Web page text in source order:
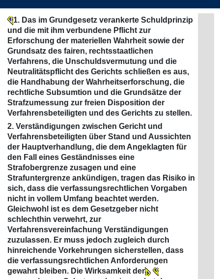
1. Das im Grundgesetz verankerte Schuldprinzip
und die mit ihm verbundene Pflicht zur
Erforschung der materiellen Wahrheit sowie der
Grundsatz des fairen, rechtsstaatlichen
Verfahrens, die Unschuldsvermutung und die
Neutralitätspflicht des Gerichts schließen es aus,
die Handhabung der Wahrheitserforschung, die
rechtliche Subsumtion und die Grundsätze der
Strafzumessung zur freien Disposition der
Verfahrensbeteiligten und des Gerichts zu stellen.
2. Verständigungen zwischen Gericht und
Verfahrensbeteiligten über Stand und Aussichten
der Hauptverhandlung, die dem Angeklagten für
den Fall eines Geständnisses eine
Strafobergrenze zusagen und eine
Strafuntergrenze ankündigen, tragen das Risiko in
sich, dass die verfassungsrechtlichen Vorgaben
nicht in vollem Umfang beachtet werden.
Gleichwohl ist es dem Gesetzgeber nicht
schlechthin verwehrt, zur
Verfahrensvereinfachung Verständigungen
zuzulassen. Er muss jedoch zugleich durch
hinreichende Vorkehrungen sicherstellen, dass
die verfassungsrechtlichen Anforderungen
gewahrt bleiben. Die Wirksamkeit der